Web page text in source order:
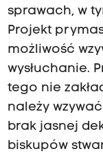
sprawach, w
Projekt
możliwość
wysłuchanie.
tego nie
należy
brak jasnej
biskupów